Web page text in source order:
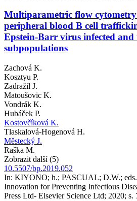
Multiparametric flow
peripheral blood B cell
Epstein-Barr virus infected and
subpopulations
Zachová K.
Kosztyu P.
Zadražil J.
Matoušovic K.
Vondrák K.
Hubáček P.
Kostovčíková K.
Tlaskalová-Hogenová H.
Městecký J.
Raška M.
Zobrazit další (5)
10.5507/bp.2019.052
In: KIYONO; h.; PASCUAL; D.W.; eds.
Innovation for Preventing Infectious
Press Ltd- Elsevier Science Ltd; 2020; s.